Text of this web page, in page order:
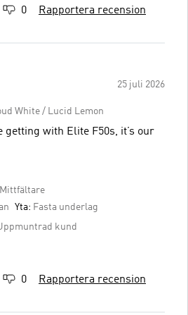
0 Rapportera recension
25 juli 2026
White / Lucid Lemon
getting with Elite F50s, it’s our
Mittfältare
Yta: Fasta underlag
kund
0 Rapportera recension